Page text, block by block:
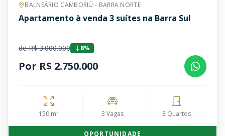
BALNEÁRIO CAMBORIÚ - BARRA NORTE
Apartamento à venda 3 suítes na Barra Sul
de R$ 3.000.000 8%
Por R$ 2.750.000
150 m² 3 Vagas 3 Quartos
OPORTUNIDADE